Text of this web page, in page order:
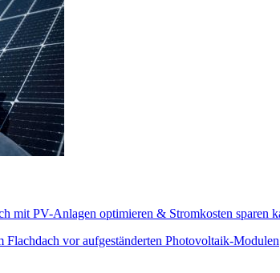
mit PV-Anlagen optimieren & Stromkosten sparen